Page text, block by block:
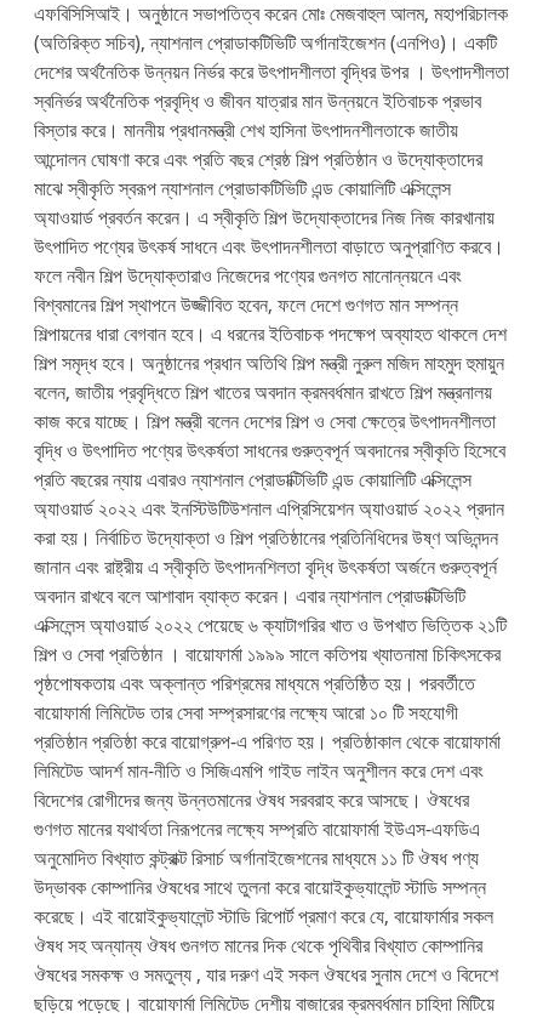
এফবিসিসিআই। অনুষ্ঠানে সভাপতিত্ব করেন মোঃ মেজবাহুল আলম, মহাপরিচালক
(অতিরিক্ত সচিব), ন্যাশনাল প্রোডাকটিভিটি অর্গানাইজেশন (এনপিও)। একটি
দেশের অর্থনৈতিক উন্নয়ন নির্ভর করে উৎপাদশীলতা বৃদ্ধির উপর । উৎপাদশীলতা
স্বনির্ভর অর্থনৈতিক প্রবৃদ্ধি ও জীবন যাত্রার মান উন্নয়নে ইতিবাচক প্রভাব
বিস্তার করে। মাননীয় প্রধানমন্ত্রী শেখ হাসিনা উৎপাদনশীলতাকে জাতীয়
আন্দোলন ঘোষণা করে এবং প্রতি বছর শ্রেষ্ঠ শিল্প প্রতিষ্ঠান ও উদ্যোক্তাদের
মাঝে স্বীকৃতি স্বরূপ ন্যাশনাল প্রোডাকটিভিটি এন্ড কোয়ালিটি এক্সিলেন্স
অ্যাওয়ার্ড প্রবর্তন করেন। এ স্বীকৃতি শিল্প উদ্যোক্তাদের নিজ নিজ কারখানায়
উৎপাদিত পণ্যের উৎকর্ষ সাধনে এবং উৎপাদনশীলতা বাড়াতে অনুপ্রাণিত করবে।
ফলে নবীন শিল্প উদ্যোক্তারাও নিজেদের পণ্যের গুনগত মানোন্নয়নে এবং
বিশ্বমানের শিল্প স্থাপনে উজ্জীবিত হবেন, ফলে দেশে গুণগত মান সম্পন্ন
শিল্পায়নের ধারা বেগবান হবে। এ ধরনের ইতিবাচক পদক্ষেপ অব্যাহত থাকলে দেশ
শিল্প সমৃদ্ধ হবে। অনুষ্ঠানের প্রধান অতিথি শিল্প মন্ত্রী নুরুল মজিদ মাহমুদ হুমায়ুন
বলেন, জাতীয় প্রবৃদ্ধিতে শিল্প খাতের অবদান ক্রমবর্ধমান রাখতে শিল্প মন্ত্রনালয়
কাজ করে যাচ্ছে। শিল্প মন্ত্রী বলেন দেশের শিল্প ও সেবা ক্ষেত্রে উৎপাদনশীলতা
বৃদ্ধি ও উৎপাদিত পণ্যের উৎকর্ষতা সাধনের গুরুত্বপূর্ন অবদানের স্বীকৃতি হিসেবে
প্রতি বছরের ন্যায় এবারও ন্যাশনাল প্রোডাক্টিভিটি এন্ড কোয়ালিটি এক্সিলেন্স
অ্যাওয়ার্ড ২০২২ এবং ইনস্টিউটিউশনাল এপ্রিসিয়েশন অ্যাওয়ার্ড ২০২২ প্রদান
করা হয়। নির্বাচিত উদ্যোক্তা ও শিল্প প্রতিষ্ঠানের প্রতিনিধিদের উষ্ণ অভিনন্দন
জানান এবং রাষ্ট্রীয় এ স্বীকৃতি উৎপাদনশিলতা বৃদ্ধি উৎকর্ষতা অর্জনে গুরুত্বপূর্ন
অবদান রাখবে বলে আশাবাদ ব্যাক্ত করেন। এবার ন্যাশনাল প্রোডাক্টিভিটি
এক্সিলেন্স অ্যাওয়ার্ড ২০২২ পেয়েছে ৬ ক্যাটাগরির খাত ও উপখাত ভিত্তিক ২১টি
শিল্প ও সেবা প্রতিষ্ঠান । বায়োফার্মা ১৯৯৯ সালে কতিপয় খ্যাতনামা চিকিৎসকের
পৃষ্ঠপোষকতায় এবং অক্লান্ত পরিশ্রমের মাধ্যমে প্রতিষ্ঠিত হয়। পরবর্তীতে
বায়োফার্মা লিমিটেড তার সেবা সম্প্রসারণের লক্ষ্যে আরো ১০ টি সহযোগী
প্রতিষ্ঠান প্রতিষ্ঠা করে বায়োগ্রুপ-এ পরিণত হয়। প্রতিষ্ঠাকাল থেকে বায়োফার্মা
লিমিটেড আদর্শ মান-নীতি ও সিজিএমপি গাইড লাইন অনুশীলন করে দেশ এবং
বিদেশের রোগীদের জন্য উন্নতমানের ঔষধ সরবরাহ করে আসছে। ঔষধের
গুণগত মানের যথার্থতা নিরূপনের লক্ষ্যে সম্প্রতি বায়োফার্মা ইউএস-এফডিএ
অনুমোদিত বিখ্যাত কন্ট্রাক্ট রিসার্চ অর্গানাইজেশনের মাধ্যমে ১১ টি ঔষধ পণ্য
উদ্ভাবক কোম্পানির ঔষধের সাথে তুলনা করে বায়োইকুভ্যালেন্ট স্টাডি সম্পন্ন
করেছে। এই বায়োইকুভ্যালেন্ট স্টাডি রিপোর্ট প্রমাণ করে যে, বায়োফার্মার সকল
ঔষধ সহ অন্যান্য ঔষধ গুনগত মানের দিক থেকে পৃথিবীর বিখ্যাত কোম্পানির
ঔষধের সমকক্ষ ও সমতুল্য , যার দরুণ এই সকল ঔষধের সুনাম দেশে ও বিদেশে
ছড়িয়ে পড়েছে। বায়োফার্মা লিমিটেড দেশীয় বাজারের ক্রমবর্ধমান চাহিদা মিটিয়ে